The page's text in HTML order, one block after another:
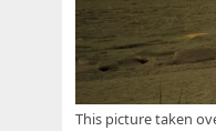
This picture taken